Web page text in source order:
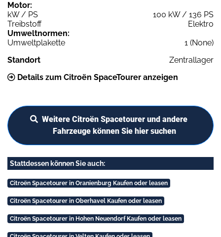
Motor:
kW / PS
100 kW / 136 PS
Treibstoff
Elektro
Umweltnormen:
Umweltplakette
1 (None)
Standort
Zentrallager
Details zum Citroën SpaceTourer anzeigen
Weitere Citroën Spacetourer und andere
Fahrzeuge können Sie hier suchen
Stattdessen können Sie auch:
Citroën Spacetourer in Oranienburg Kaufen oder leasen
Citroën Spacetourer in Oberhavel Kaufen oder leasen
Citroën Spacetourer in Hohen Neuendorf Kaufen oder leasen